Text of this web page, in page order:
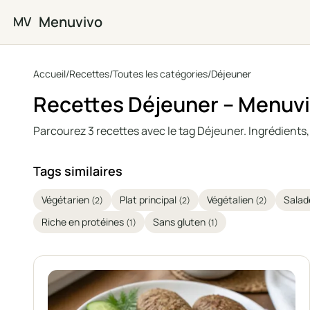
Passer au contenu principal
MV Menuvivo
Accueil/Recettes/Toutes les catégories/Déjeuner
Recettes Déjeuner –
Parcourez 3 recettes avec le tag Déjeuner.
Tags similaires
Végétarien (2) Plat principal (2) Végétalien (2)
Riche en protéines (1) Sans gluten (1)